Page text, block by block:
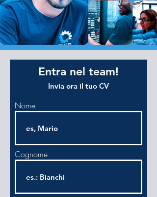
Entra nel team!
Invia ora il tuo CV
Nome
Cognome